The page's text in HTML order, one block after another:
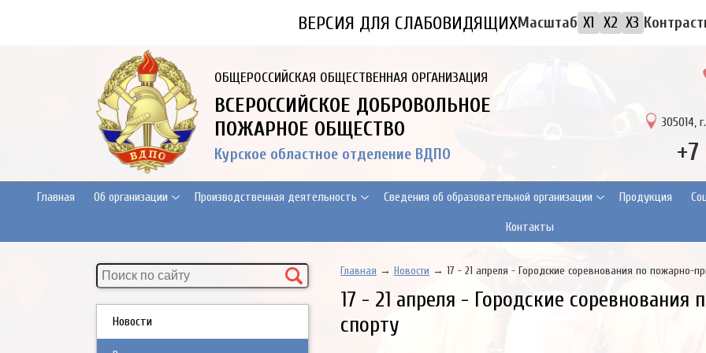
ВЕРСИЯ ДЛЯ СЛАБОВИДЯЩИХМасштаб X1 X2 X3
ОБЩЕРОССИЙСКАЯ ОБЩЕСТВЕННАЯ ОРГАНИЗАЦИЯ
ВСЕРОССИЙСКОЕ ДОБРОВОЛЬНОЕ
ПОЖАРНОЕ ОБЩЕСТВО
Курское областное отделение ВДПО
305014,
Главная Об организации Производственная деятельность Сведения об образовательной организации Продукция
Контакты
Новости
Главная → Новости → 17 - 21 апреля - Городские соревнования по пожарно-
17 - 21 апреля - Городские
спорту